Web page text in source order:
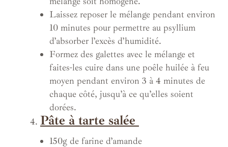
Laissez reposer le mélange pendant environ
10 minutes pour permettre au psyllium
d’absorber l’excès d’humidité.
Formez des galettes avec le mélange et
faites-les cuire dans une poêle huilée à feu
moyen pendant environ 3 à 4 minutes de
chaque côté, jusqu’à ce qu’elles soient
dorées.
Pâte à tarte salée
150g de farine d’amande